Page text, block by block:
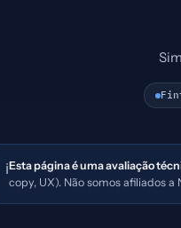
ℹ️Esta página é uma avaliação
copy, UX). Não somos afiliados